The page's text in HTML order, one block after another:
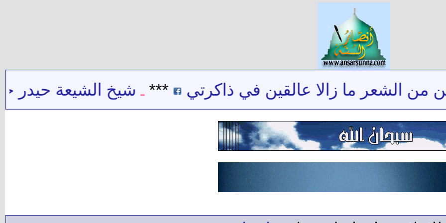
الشعر ما زالا عالقين في ذاكرتي *** شيخ الشيعة حيدر حب